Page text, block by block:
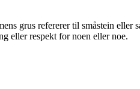
grus refererer til småstein eller
eller respekt for noen eller noe.